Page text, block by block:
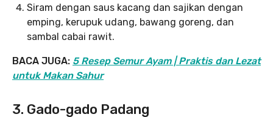
Siram dengan saus kacang dan sajikan dengan
emping, kerupuk udang, bawang goreng, dan
sambal cabai rawit.
BACA JUGA: 5 Resep Semur Ayam | Praktis dan Lezat
untuk Makan Sahur
3. Gado-gado Padang